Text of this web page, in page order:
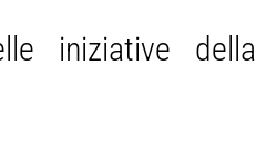
iniziative della